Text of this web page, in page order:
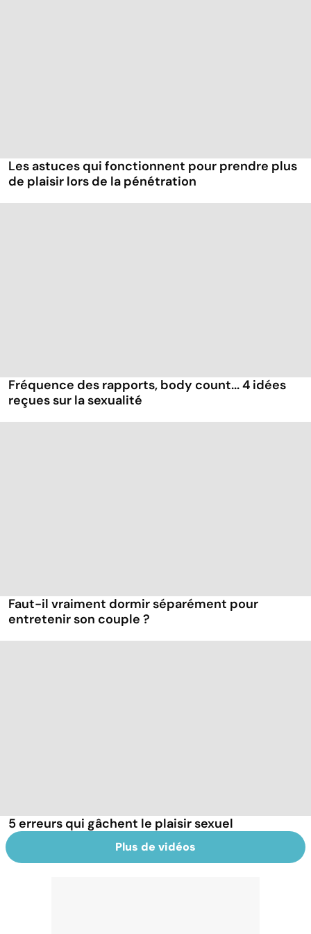
Les astuces qui fonctionnent pour prendre plus
de plaisir lors de la pénétration
Fréquence des rapports, body count... 4 idées
reçues sur la sexualité
Faut-il vraiment dormir séparément pour
entretenir son couple ?
5 erreurs qui gâchent le plaisir sexuel
Plus de vidéos